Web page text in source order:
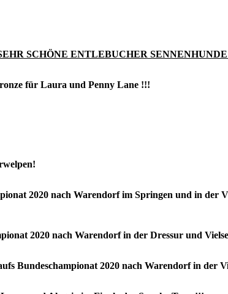
SCHÖNE ENTLEBUCHER
für Laura und Penny Lane !!!
2020 nach Warendorf im Springen und in der
2020 nach Warendorf in der Dressur und
Bundeschampionat 2020 nach Warendorf in der